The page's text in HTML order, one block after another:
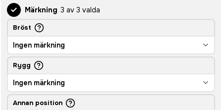
Märkning 3 av 3 valda
Bröst
Ingen märkning
Rygg
Ingen märkning
Annan position